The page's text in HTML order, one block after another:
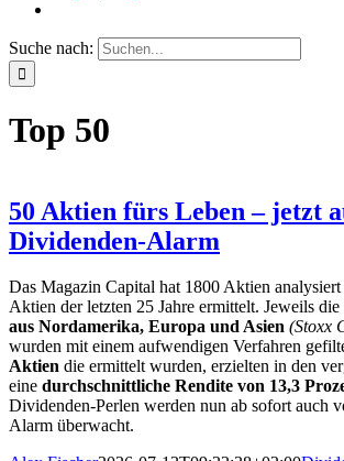
Suche nach:
Top 50
50 Aktien fürs Leben – jetzt
Dividenden-Alarm
Das Magazin Capital hat 1800 Aktien analysiert
Aktien der letzten 25 Jahre ermittelt. Jeweils
aus Nordamerika, Europa und Asien (Stoxx
wurden mit einem aufwendigen Verfahren
Aktien die ermittelt wurden, erzielten in den
eine durchschnittliche Rendite von 13,3
Dividenden-Perlen werden nun ab sofort auch
Alarm überwacht.